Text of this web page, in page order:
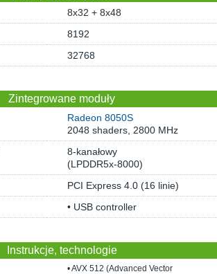
8x32 + 8x48
8192
32768
Zintegrowane moduły
Radeon 8050S
2048 shaders, 2800 MHz
8-kanałowy
(LPDDR5x-8000)
PCI Express 4.0 (16 linie)
• USB controller
Instrukcje, technologie
• AVX 512 (Advanced Vector